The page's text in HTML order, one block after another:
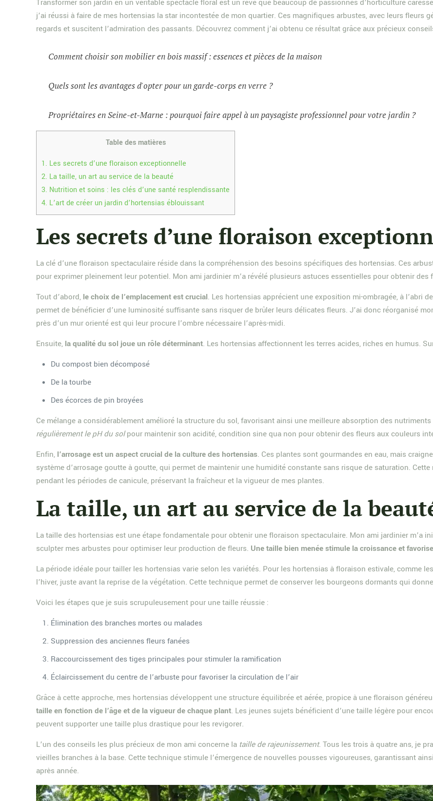
Transformer son jardin en un véritable spectacle floral est un rêve que beaucoup de passionnés d’horticulture
j’ai réussi à faire de mes hortensias la star incontestée de mon quartier. Ces magnifiques arbustes, avec leurs fleurs
regards et suscitent l’admiration des passants. Découvrez comment j’ai obtenu ce résultat grâce aux précieux
Comment choisir son mobilier en bois massif : essences et pièces de la maison
Quels sont les avantages d'opter pour un garde-corps en verre ?
Propriétaires en Seine-et-Marne : pourquoi faire appel à un paysagiste professionnel pour votre jardin ?
Table des matières
1. Les secrets d’une floraison exceptionnelle
2. La taille, un art au service de la beauté
3. Nutrition et soins : les clés d’une santé resplendissante
4. L’art de créer un jardin d’hortensias éblouissant
Les secrets d’une floraison
La clé d’une floraison spectaculaire réside dans la compréhension des besoins spécifiques des hortensias. Ces
pour exprimer pleinement leur potentiel. Mon ami jardinier m’a révélé plusieurs astuces essentielles pour obtenir des
Tout d’abord, le choix de l’emplacement est crucial. Les hortensias apprécient une exposition mi-ombragée, à l’abri
permet de bénéficier d’une luminosité suffisante sans risquer de brûler leurs délicates fleurs. J’ai donc réorganisé
près d’un mur orienté est qui leur procure l’ombre nécessaire l’après-midi.
Ensuite, la qualité du sol joue un rôle déterminant. Les hortensias affectionnent les terres acides, riches en humus.
Du compost bien décomposé
De la tourbe
Des écorces de pin broyées
Ce mélange a considérablement amélioré la structure du sol, favorisant ainsi une meilleure absorption des nutriments
régulièrement le pH du solpour maintenir son acidité, condition sine qua non pour obtenir des fleurs aux couleurs
Enfin, l’arrosage est un aspect crucial de la culture des hortensias. Ces plantes sont gourmandes en eau, mais
système d’arrosage goutte à goutte, qui permet de maintenir une humidité constante sans risque de saturation.
pendant les périodes de canicule, préservant la fraîcheur et la vigueur de mes plantes.
La taille, un art au service de la
La taille des hortensias est une étape fondamentale pour obtenir une floraison spectaculaire. Mon ami jardinier m’a
sculpter mes arbustes pour optimiser leur production de fleurs. Une taille bien menée stimule la croissance et
La période idéale pour tailler les hortensias varie selon les variétés. Pour les hortensias à floraison estivale, comme les
l’hiver, juste avant la reprise de la végétation. Cette technique permet de conserver les bourgeons dormants qui
Voici les étapes que je suis scrupuleusement pour une taille réussie :
Élimination des branches mortes ou malades
Suppression des anciennes fleurs fanées
Raccourcissement des tiges principales pour stimuler la ramification
Éclaircissement du centre de l’arbuste pour favoriser la circulation de l’air
Grâce à cette approche, mes hortensias développent une structure équilibrée et aérée, propice à une floraison
taille en fonction de l’âge et de la vigueur de chaque plant. Les jeunes sujets bénéficient d’une taille légère pour
peuvent supporter une taille plus drastique pour les revigorer.
L’un des conseils les plus précieux de mon ami concerne la taille de rajeunissement. Tous les trois à quatre ans, je
vieilles branches à la base. Cette technique stimule l’émergence de nouvelles pousses vigoureuses, garantissant
après année.